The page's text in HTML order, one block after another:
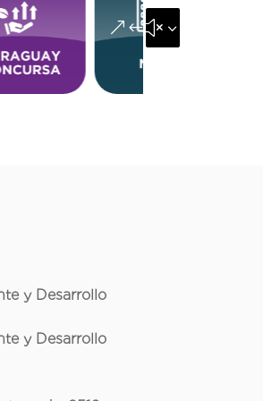
&#x35;
y Desarrollo
y Desarrollo